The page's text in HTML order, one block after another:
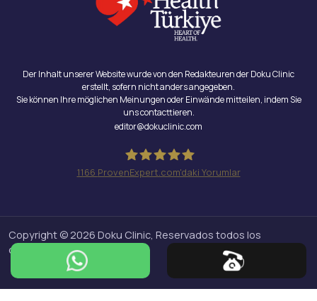
Der Inhalt unserer Website wurde von den Redakteuren der Doku Clinic
erstellt, sofern nicht anders angegeben.
Sie können Ihre möglichen Meinungen oder Einwände mitteilen, indem Sie
uns contacttieren.
editor@dokuclinic.com
1166 ProvenExpert.com'daki Yorumlar
Copyright © 2026 Doku Clinic, Reservados todos los
derechos.
Design & SEO : Crabs Media